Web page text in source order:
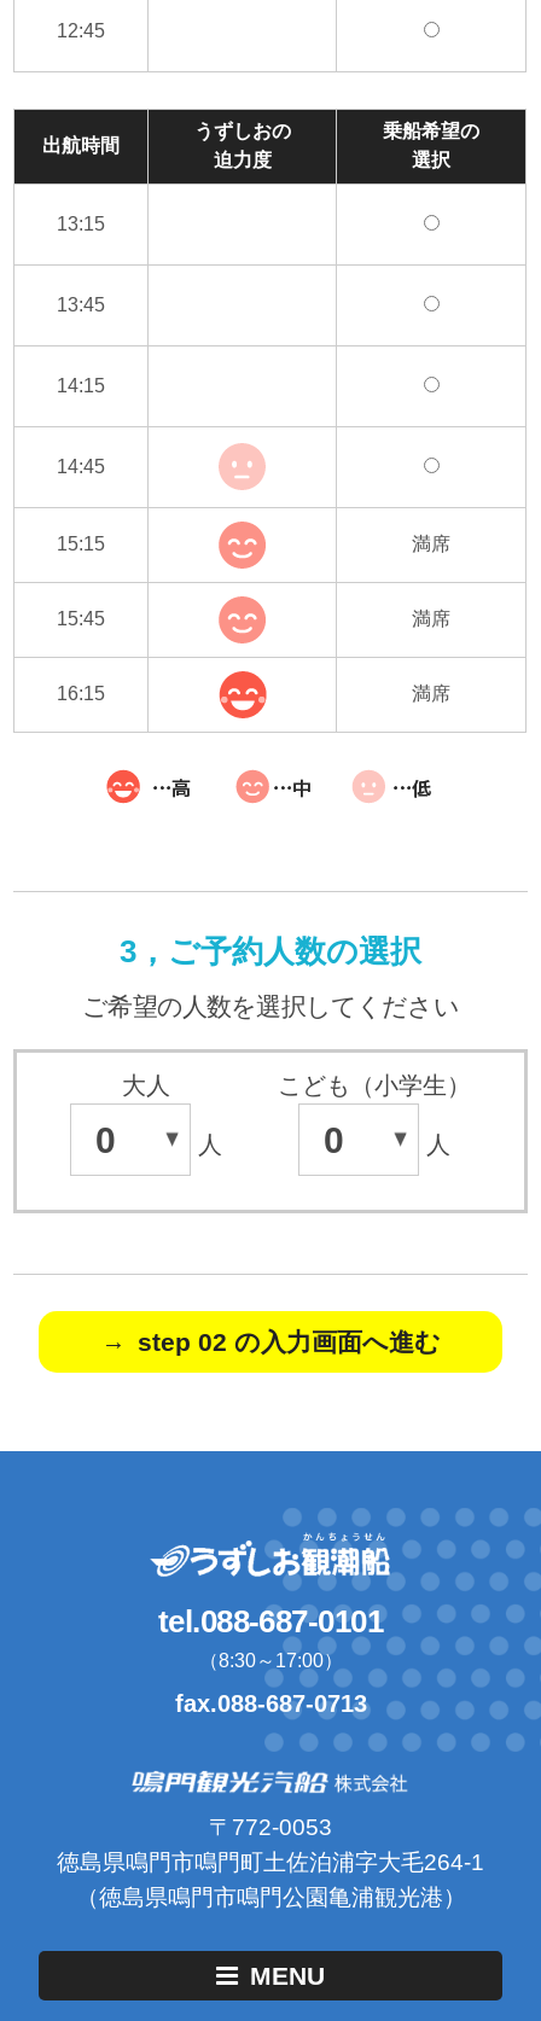
12:45
出航時間
うずしおの
迫力度
乗船希望の
選択
13:15
13:45
14:15
14:45
15:15 満席
15:45 満席
16:15 満席
3，ご予約人数の選択
ご希望の人数を選択してください
大人
0 人
こども（小学生）
0 人
step 02 の入力画面へ進む
tel.088-687-0101
（8:30～17:00）
fax.088-687-0713
〒772-0053
徳島県鳴門市鳴門町土佐泊浦字大毛264-1
（徳島県鳴門市鳴門公園亀浦観光港）
MENU